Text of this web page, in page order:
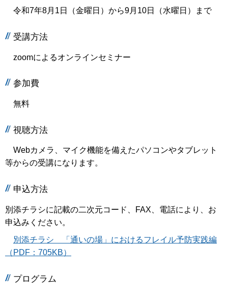
令和7年8月1日（金曜日）から9月10日（水曜日）まで
受講方法
zoomによるオンラインセミナー
参加費
無料
視聴方法
Webカメラ、マイク機能を備えたパソコンやタブレット
等からの受講になります。
申込方法
別添チラシに記載の二次元コード、FAX、電話により、お
申込みください。
別添チラシ 「通いの場」におけるフレイル予防実践編
（PDF：705KB）
プログラム